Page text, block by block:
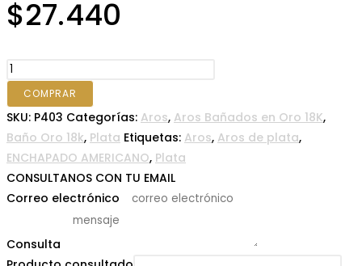
$27.440
ARGOLLA
BAÑO
EN
18K
TIPO
DELANDE
COMPRAR
SKU: P403 Categorías: Aros, Aros Bañados en Oro 18K,
Baño Oro 18k, Plata Etiquetas: Aros, Aros de plata,
ENCHAPADO AMERICANO, Plata
CONSULTANOS CON TU EMAIL
Correo electrónico
Consulta